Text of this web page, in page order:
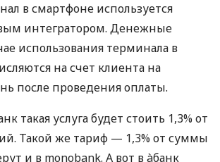
в смартфоне используется
интегратором. Денежные
использования терминала в
на счет клиента на
после проведения оплаты.
такая услуга будет стоить 1,3% от
Такой же тариф — 1,3% от суммы
и в monobank. А вот в àбанк